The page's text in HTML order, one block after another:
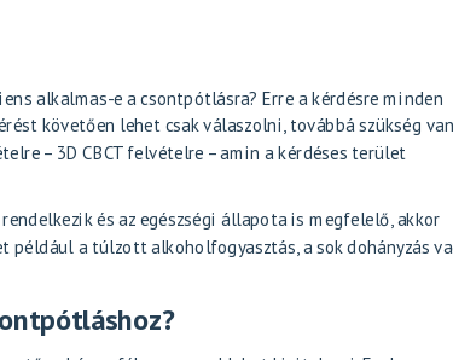
alkalmas-e a csontpótlásra? Erre a kérdésre minden
követően lehet csak válaszolni, továbbá szükség
– 3D CBCT felvételre – amin a kérdéses terület
és az egészségi állapota is megfelelő, akkor
például a túlzott alkoholfogyasztás, a sok dohányzás